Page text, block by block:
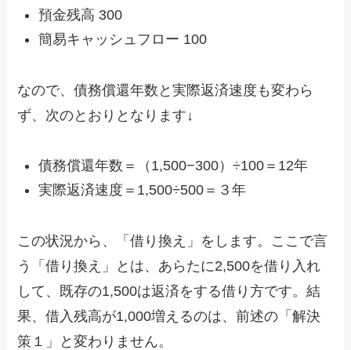
預金残高 300
簡易キャッシュフロー 100
なので、債務償還年数と実際返済速度も変わら
ず、次のとおりとなります↓
債務償還年数＝（1,500−300）÷100＝12年
実際返済速度＝1,500÷500＝３年
この状況から、「借り換え」をします。ここで言
う「借り換え」とは、あらたに2,500を借り入れ
して、既存の1,500は返済をする借り方です。結
果、借入残高が1,000増えるのは、前述の「解決
策１」と変わりません。